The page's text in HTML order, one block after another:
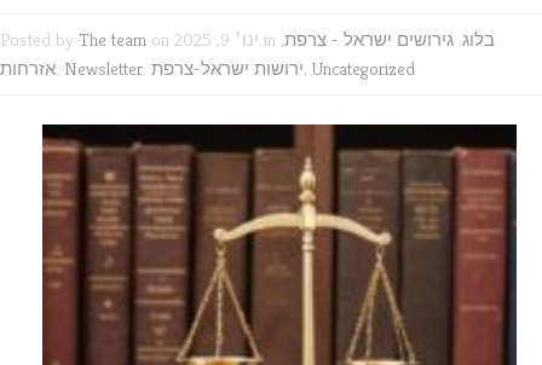
Posted by The team on ינו׳ 9, 2025 in בלוג, גירושים ישראל - צרפת,
אזרחות, Newsletter, ירושות ישראל-צרפת, Uncategorized